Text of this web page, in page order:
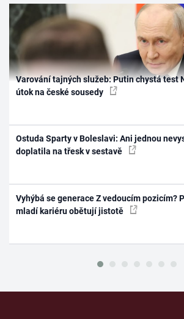
Varování tajných služeb: Putin chystá test
útok na české sousedy
Ostuda Sparty v Boleslavi: Ani jednou
doplatila na třesk v sestavě
Vyhýbá se generace Z vedoucím pozicím?
mladí kariéru obětují jistotě